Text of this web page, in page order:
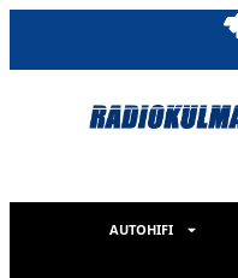
AUTOHIFI